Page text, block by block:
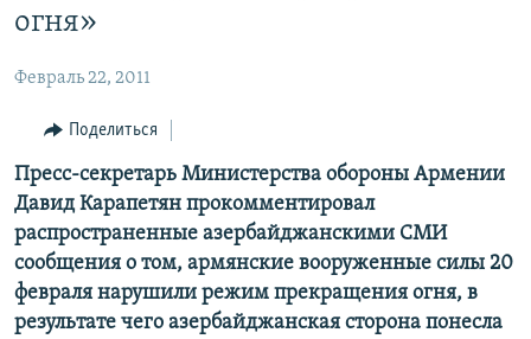
основной
Перейти
поиску
РЕГИОН
НАГОРНЫЙ КАРАБАХ
КУЛЬТУРА
СПОРТ
АРХИВ
Հայերեն
огня»
Февраль 22, 2011
Поделиться
Пресс-секретарь Министерства обороны Армении
Давид Карапетян прокомментировал
распространенные азербайджанскими СМИ
сообщения о том, армянские вооруженные силы 20
февраля нарушили режим прекращения огня, в
результате чего азербайджанская сторона понесла